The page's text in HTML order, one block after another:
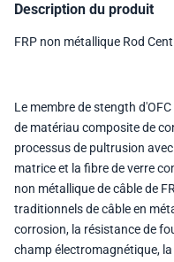
Description du produit
FRP non métallique Rod
Le membre de stength
de matériau composite de
processus de pultrusion
matrice et la fibre de verre
non métallique de câble de
traditionnels de câble en
corrosion, la résistance de
champ électromagnétique,